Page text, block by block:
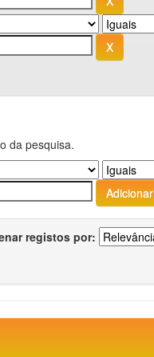
da pesquisa.
registos por: